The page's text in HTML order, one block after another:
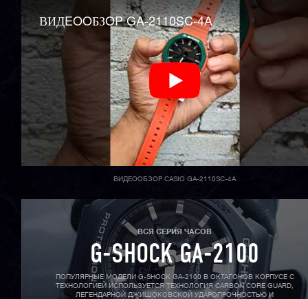
ВИДEOOБЗOP GA-2110SC-4A
ВИДЕООБЗОР CASIO GA-2110SC-4A
ВСЯ СЕРИЯ ЧАСОВ
G-SHOCK GA-2100
ПОПУЛЯРНЫЕ МОДЕЛИ G-SHOCK GA-2100 В ОКТАГОНОВ КОРПУСЕ С
ТЕХНОЛОГИЕЙ ИСПОЛЬЗУЕТСЯ ТЕХНОЛОГИЯ CARBON CORE GUARD,
ЛЕГЕНДАРНОЙ ДЖИШОКОВСКОЙ УДАРОПРОЧНОСТЬЮ И